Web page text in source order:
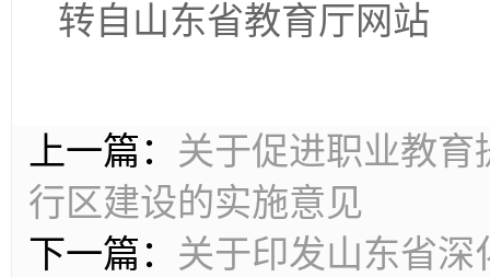
转自山东省教育厅网站
上一篇： 关于促进职业教
行区建设的实施意见
下一篇： 关于印发山东省